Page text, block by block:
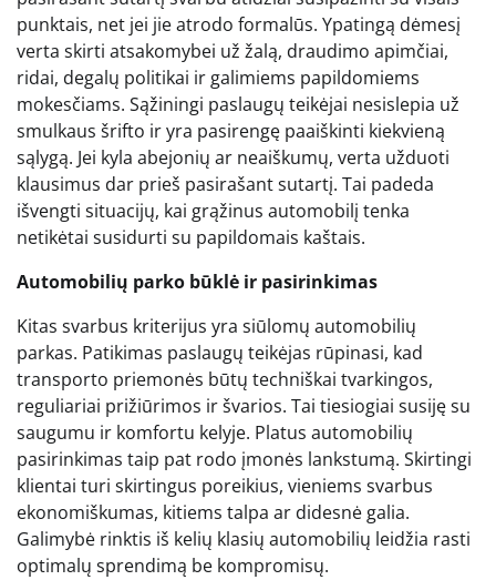
punktais, net jei jie atrodo formalūs. Ypatingą dėmesį
verta skirti atsakomybei už žalą, draudimo apimčiai,
ridai, degalų politikai ir galimiems papildomiems
mokesčiams. Sąžiningi paslaugų teikėjai nesislepia už
smulkaus šrifto ir yra pasirengę paaiškinti kiekvieną
sąlygą. Jei kyla abejonių ar neaiškumų, verta užduoti
klausimus dar prieš pasirašant sutartį. Tai padeda
išvengti situacijų, kai grąžinus automobilį tenka
netikėtai susidurti su papildomais kaštais.
Automobilių parko būklė ir pasirinkimas
Kitas svarbus kriterijus yra siūlomų automobilių
parkas. Patikimas paslaugų teikėjas rūpinasi, kad
transporto priemonės būtų techniškai tvarkingos,
reguliariai prižiūrimos ir švarios. Tai tiesiogiai susiję su
saugumu ir komfortu kelyje. Platus automobilių
pasirinkimas taip pat rodo įmonės lankstumą. Skirtingi
klientai turi skirtingus poreikius, vieniems svarbus
ekonomiškumas, kitiems talpa ar didesnė galia.
Galimybė rinktis iš kelių klasių automobilių leidžia rasti
optimalų sprendimą be kompromisų.